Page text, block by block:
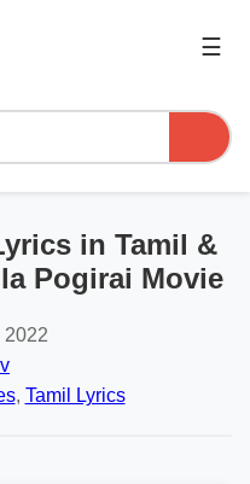
Search
☰
in Tamil &
Pogirai Movie
2022
, Tamil Lyrics